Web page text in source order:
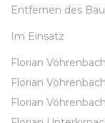
Entfernen des
Im Einsatz
Florian
Florian
Florian